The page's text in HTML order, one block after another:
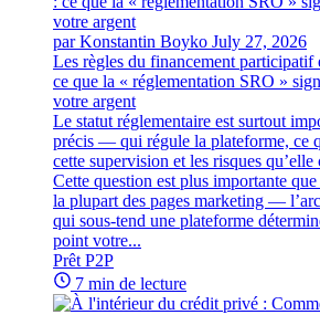
par Konstantin Boyko July 27, 2026
Les règles du financement participatif
ce que la « réglementation SRO »
votre argent
Le statut réglementaire est surtout
précis — qui régule la plateforme, ce
cette supervision et les risques
Cette question est plus importante
la plupart des pages marketing —
qui sous-tend une plateforme
point votre...
Prêt P2P
7 min de lecture